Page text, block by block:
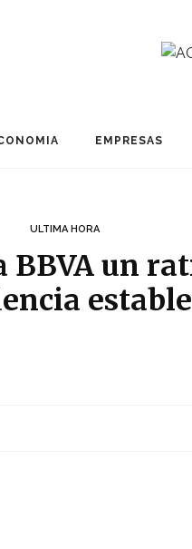
EMPRESAS
ULTIMA HORA
un
estable